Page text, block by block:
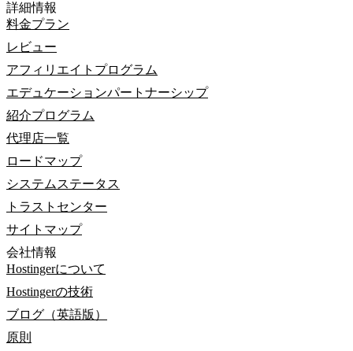
詳細情報
料金プラン
レビュー
アフィリエイトプログラム
エデュケーションパートナーシップ
紹介プログラム
代理店一覧
ロードマップ
システムステータス
トラストセンター
サイトマップ
会社情報
Hostingerについて
Hostingerの技術
ブログ（英語版）
原則